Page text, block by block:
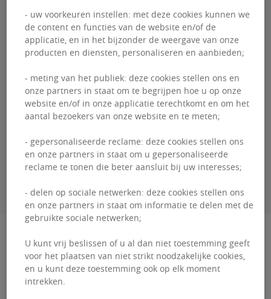
560.00 m²
AurianVAN DER STRATEN
CONTACTEER MIJ
Beschrijving
Axis Parc - High Tech - Volledig gerenoveerd
Axis parc is een bedrijvenpark met ruim 50.000
- uw voorkeuren instellen: met deze cookies kunnen we
de content en functies van de website en/of de
applicatie, en in het bijzonder de weergave van onze
producten en diensten, personaliseren en aanbieden;
- meting van het publiek: deze cookies stellen ons en
onze partners in staat om te begrijpen hoe u op onze
website en/of in onze applicatie terechtkomt en om het
aantal bezoekers van onze website en te meten;
- gepersonaliseerde reclame: deze cookies stellen ons
en onze partners in staat om u gepersonaliseerde
reclame te tonen die beter aansluit bij uw interesses;
- delen op sociale netwerken: deze cookies stellen ons
en onze partners in staat om informatie te delen met de
gebruikte sociale netwerken;
U kunt vrij beslissen of u al dan niet toestemming geeft
voor het plaatsen van niet strikt noodzakelijke cookies,
en u kunt deze toestemming ook op elk moment
intrekken.